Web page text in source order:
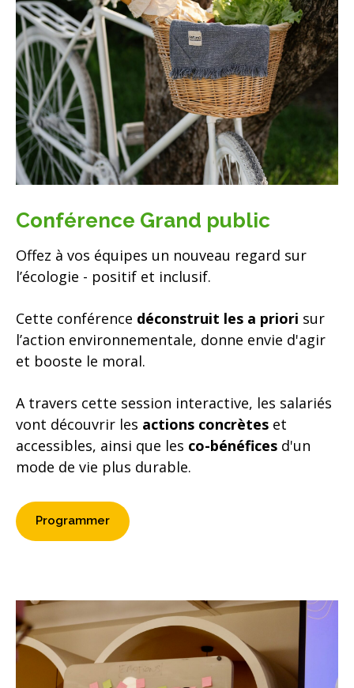
Conférence Grand public
Offez à vos équipes un nouveau regard sur
l’écologie - positif et inclusif.
Cette conférence déconstruit les a priori sur
l’action environnementale, donne envie d'agir
et booste le moral.
A travers cette session interactive, les salariés
vont découvrir les actions concrètes et
accessibles, ainsi que les co-bénéfices d'un
mode de vie plus durable.
Programmer